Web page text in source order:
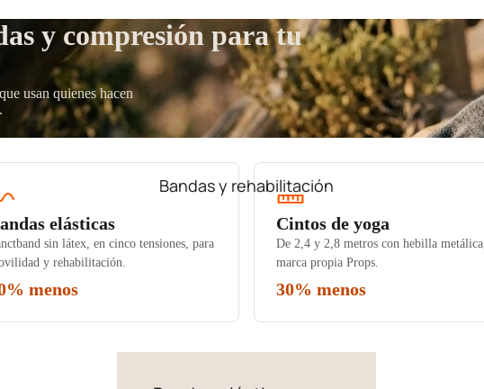
Bandas y rehabilitación
y compresión para tu
usan quienes hacen
elásticas
sin látex, en cinco tensiones, para
y rehabilitación.
menos
Cintos de yoga
De 2,4 y 2,8 metros con hebilla metálica,
marca propia Props.
30% menos